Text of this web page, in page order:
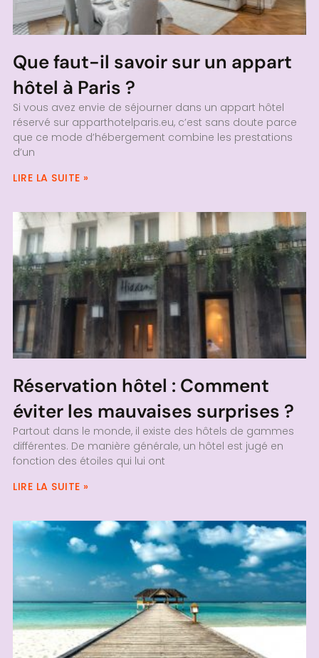
Que faut-il savoir sur un appart
hôtel à Paris ?
Si vous avez envie de séjourner dans un appart hôtel
réservé sur apparthotelparis.eu, c’est sans doute parce
que ce mode d’hébergement combine les prestations
d’un
LIRE LA SUITE »
Réservation hôtel : Comment
éviter les mauvaises surprises ?
Partout dans le monde, il existe des hôtels de gammes
différentes. De manière générale, un hôtel est jugé en
fonction des étoiles qui lui ont
LIRE LA SUITE »